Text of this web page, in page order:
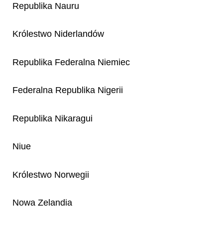
Republika Nauru
Królestwo Niderlandów
Republika Federalna Niemiec
Federalna Republika Nigerii
Republika Nikaragui
Niue
Królestwo Norwegii
Nowa Zelandia